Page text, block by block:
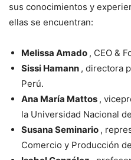
sus conocimientos y
ellas se encuentran:
Melissa Amado , CEO &
Sissi Hamann , directora
Perú.
Ana María Mattos ,
la Universidad Nacional
Susana Seminario ,
Comercio y Producción